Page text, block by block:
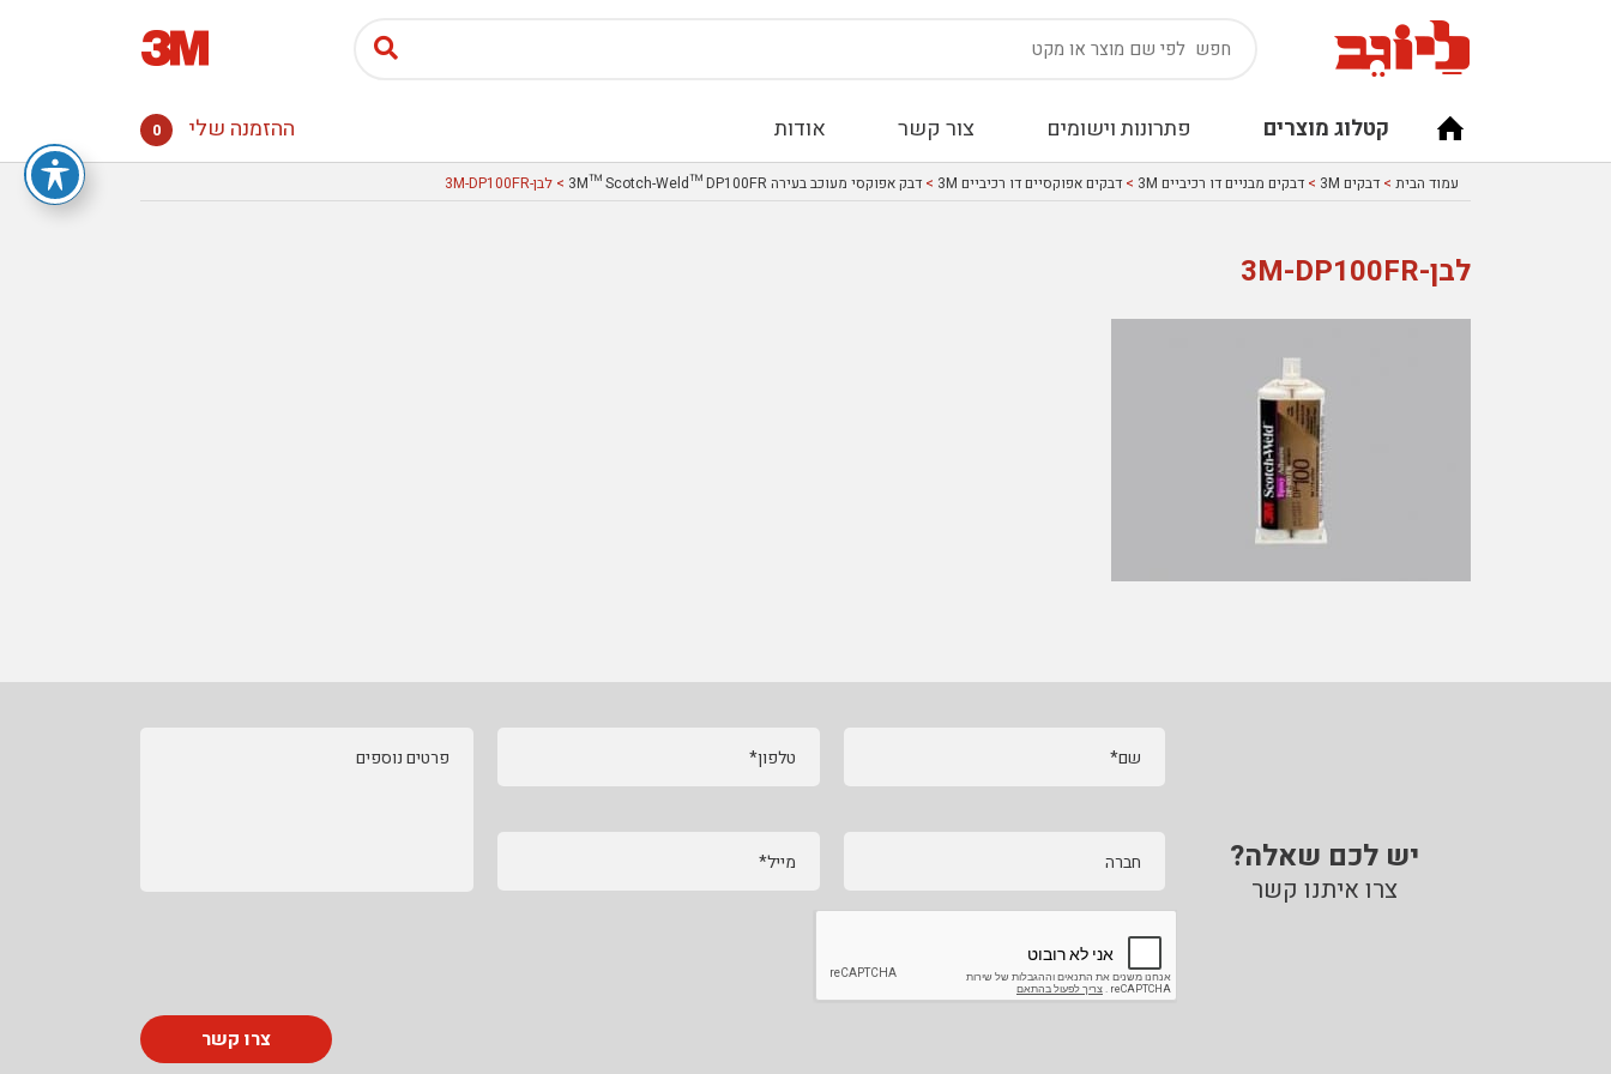
קטלוג מוצרים פתרונות וישומים צור קשר אודות ההזמנה שלי 0
עמוד הבית > דבקים 3M > דבקים מבניים דו רכיביים 3M > דבקים אפוקסיים דו רכיביים 3M > דבק אפוקסי מעוכב בעירה 3M™ Scotch-Weld™ DP100FR > לבן-3M-DP100FR
לבן-3M-DP100FR
יש לכם שאלה?
צרו איתנו קשר
שם* טלפון*
חברה מייל*
פרטים נוספים
צרו קשר